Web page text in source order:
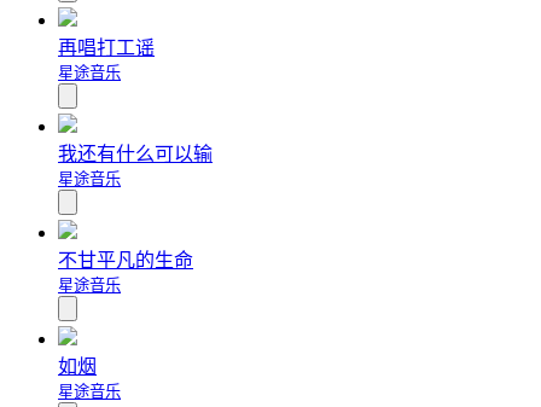
再唱打工谣
星途音乐
我还有什么可以输
星途音乐
不甘平凡的生命
星途音乐
如烟
星途音乐